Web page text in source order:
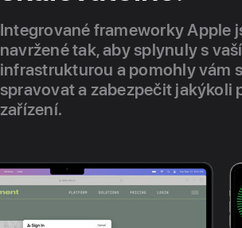
Integrované frameworky Apple
navržené tak, aby splynuly s
infrastrukturou a pomohly vám
spravovat a zabezpečit jakýkoli
zařízení.